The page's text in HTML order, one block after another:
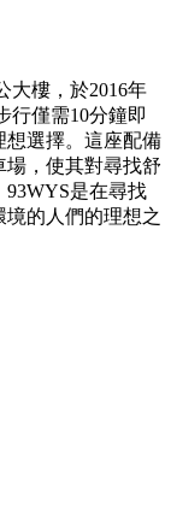
大樓，於2016年
行僅需10分鐘即
想選擇。這座配備
，使其對尋找舒
是在尋找
的人們的理想之